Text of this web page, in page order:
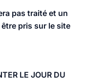
pas traité et un
pris sur le site
LE JOUR DU